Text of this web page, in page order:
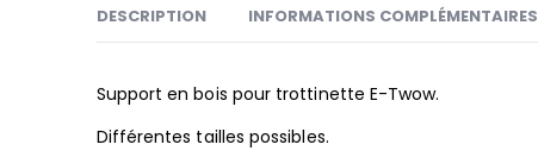
DESCRIPTION INFORMATIONS COMPLÉMENTAIRES
Support en bois pour trottinette E-Twow.
Différentes tailles possibles.